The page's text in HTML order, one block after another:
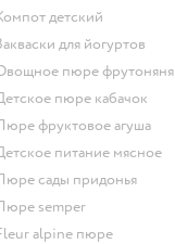
компот детский
Закваски для йогуртов
овощное пюре фрутоняня
детское пюре кабачок
пюре фруктовое агуша
детское питание мясное
пюре сады придонья
пюре semper
fleur alpine пюре